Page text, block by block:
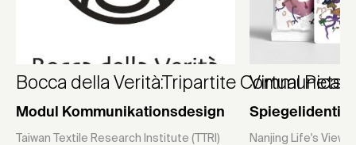
Bocca della Verità:Tripartite
Modul Kommunikationsdesign
Taiwan Textile Research Institute (TTRI)
Virtual Pets
Nanjing Life's View